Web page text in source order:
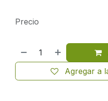
Agregar a
Precio